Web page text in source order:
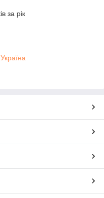
за рік